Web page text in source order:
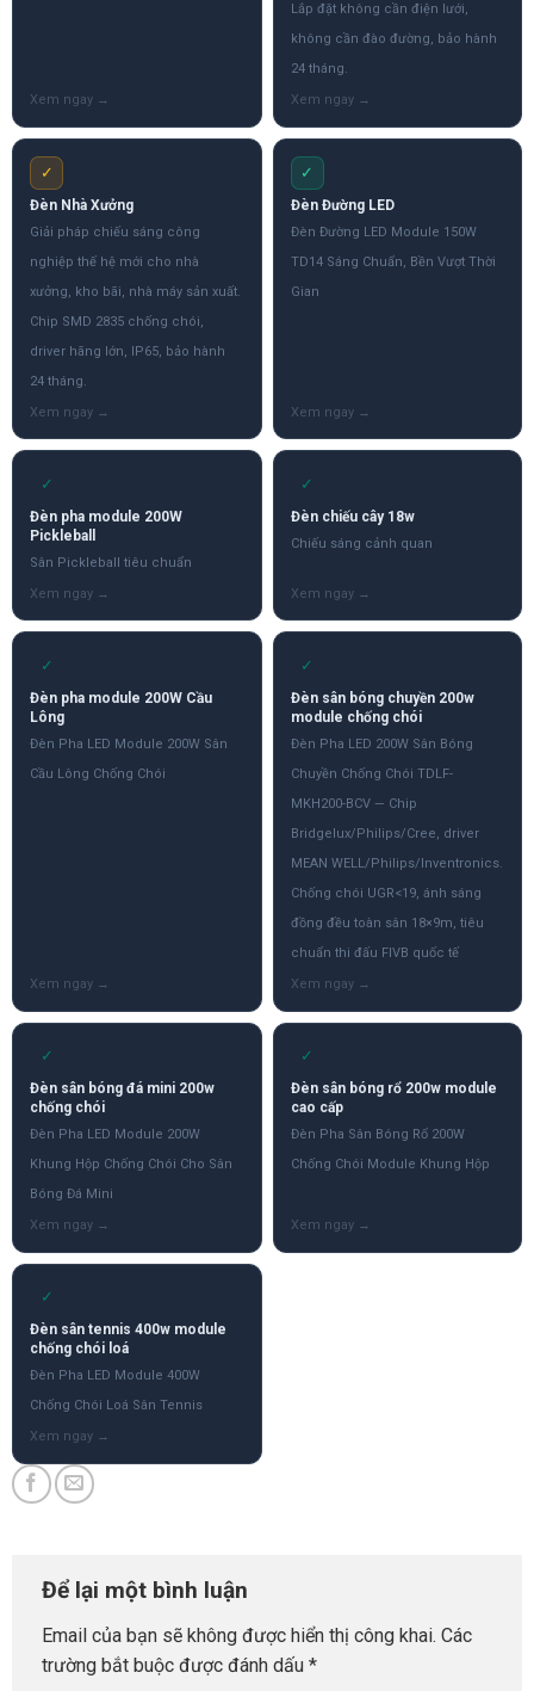
Lắp đặt không cần điện lưới,
không cần đào đường, bảo hành
24 tháng.
✓
Đèn Nhà Xưởng
Giải pháp chiếu sáng công
nghiệp thế hệ mới cho nhà
xưởng, kho bãi, nhà máy sản xuất.
Chip SMD 2835 chống chói,
driver hãng lớn, IP65, bảo hành
24 tháng.
✓
Đèn Đường LED
Đèn Đường LED Module 150W
TD14 Sáng Chuẩn, Bền Vượt Thời
Gian
✓
Đèn pha module 200W
Pickleball
Sân Pickleball tiêu chuẩn
✓
Đèn chiếu cây 18w
Chiếu sáng cảnh quan
✓
Đèn pha module 200W Cầu
Lông
Đèn Pha LED Module 200W Sân
Cầu Lông Chống Chói
✓
Đèn sân bóng chuyền 200w
module chống chói
Đèn Pha LED 200W Sân Bóng
Chuyền Chống Chói TDLF-
MKH200-BCV — Chip
Bridgelux/Philips/Cree, driver
MEAN WELL/Philips/Inventronics.
Chống chói UGR<19, ánh sáng
đồng đều toàn sân 18×9m, tiêu
chuẩn thi đấu FIVB quốc tế
✓
Đèn sân bóng đá mini 200w
chống chói
Đèn Pha LED Module 200W
Khung Hộp Chống Chói Cho Sân
Bóng Đá Mini
✓
Đèn sân bóng rổ 200w module
cao cấp
Đèn Pha Sân Bóng Rổ 200W
Chống Chói Module Khung Hộp
✓
Đèn sân tennis 400w module
chống chói loá
Đèn Pha LED Module 400W
Chống Chói Loá Sân Tennis
Để lại một bình luận
Email của bạn sẽ không được hiển thị công khai. Các
trường bắt buộc được đánh dấu *